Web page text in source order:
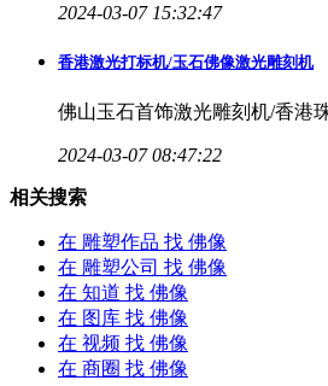
2024-03-07 15:32:47
香港激光打标机/玉石佛像激光雕刻机
佛山玉石首饰激光雕刻机/香港
2024-03-07 08:47:22
相关搜索
在 雕塑作品 找 佛像
在 雕塑公司 找 佛像
在 知道 找 佛像
在 图库 找 佛像
在 视频 找 佛像
在 商圈 找 佛像